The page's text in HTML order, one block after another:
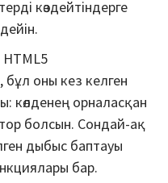
көздейтіндерге
оны кез келген
көлденең орналасқан
болсын. Сондай-ақ
дыбыс баптауы
бар.